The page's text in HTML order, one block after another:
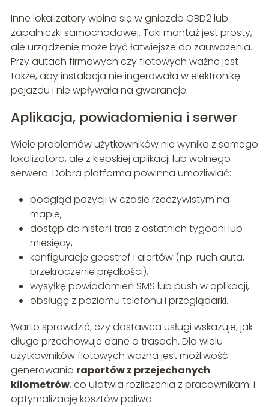
Inne lokalizatory wpina się w gniazdo OBD2 lub
zapalniczki samochodowej. Taki montaż jest prosty,
ale urządzenie może być łatwiejsze do zauważenia.
Przy autach firmowych czy flotowych ważne jest
także, aby instalacja nie ingerowała w elektronikę
pojazdu i nie wpływała na gwarancję.
Aplikacja, powiadomienia i serwer
Wiele problemów użytkowników nie wynika z samego
lokalizatora, ale z kiepskiej aplikacji lub wolnego
serwera. Dobra platforma powinna umożliwiać:
podgląd pozycji w czasie rzeczywistym na
mapie,
dostęp do historii tras z ostatnich tygodni lub
miesięcy,
konfigurację geostref i alertów (np. ruch auta,
przekroczenie prędkości),
wysyłkę powiadomień SMS lub push w aplikacji,
obsługę z poziomu telefonu i przeglądarki.
Warto sprawdzić, czy dostawca usługi wskazuje, jak
długo przechowuje dane o trasach. Dla wielu
użytkowników flotowych ważna jest możliwość
generowania raportów z przejechanych
kilometrów, co ułatwia rozliczenia z pracownikami i
optymalizację kosztów paliwa.